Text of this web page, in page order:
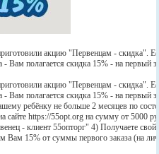
акцию "Первенцам - скидка".
Вам полагается скидка 15% - на первый
акцию "Первенцам - скидка".
Вам полагается скидка 15% - на первый
ребёнку не больше 2 месяцев по
сайте https://55opt.org на сумму от 5000
- клиент 55опторг" 4) Получаете свой
15% от суммы первого заказа (на